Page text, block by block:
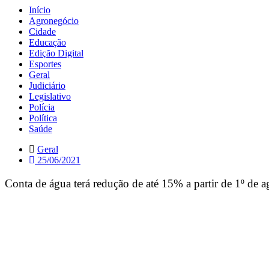
Início
Agronegócio
Cidade
Educação
Edição Digital
Esportes
Geral
Judiciário
Legislativo
Polícia
Política
Saúde
Geral
25/06/2021
Conta de água terá redução de até 15% a partir de 1º de